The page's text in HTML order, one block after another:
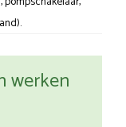
werken